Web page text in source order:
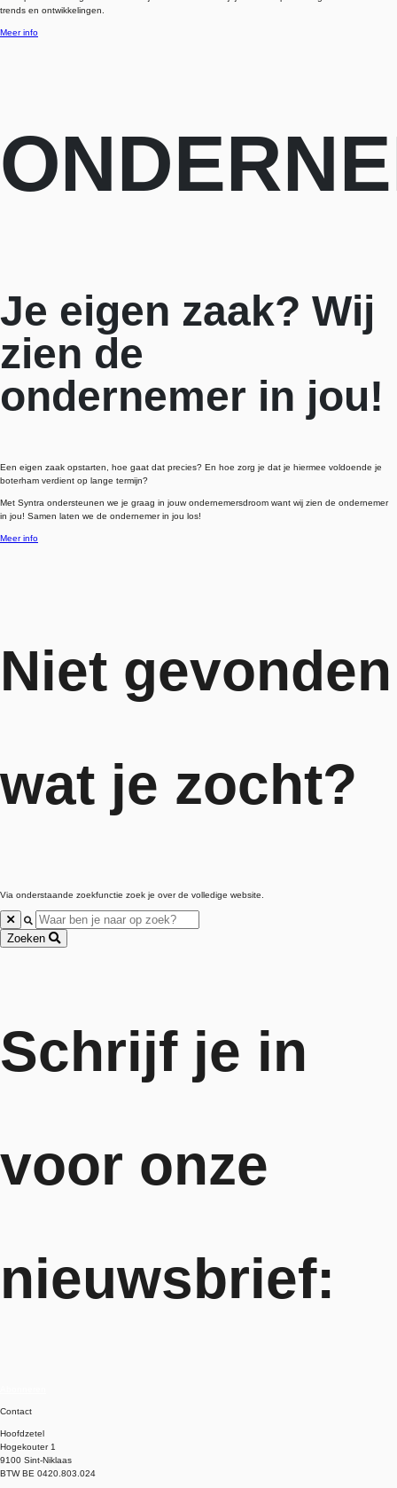
trends en ontwikkelingen.
Meer info
Je eigen zaak? Wij
zien de
ondernemer in jou!
Een eigen zaak opstarten, hoe gaat dat precies? En hoe zorg je dat je hiermee voldoende je
boterham verdient op lange termijn?
Met Syntra ondersteunen we je graag in jouw ondernemersdroom want wij zien de ondernemer
in jou! Samen laten we de ondernemer in jou los!
Meer info
Niet gevonden
wat je zocht?
Via onderstaande zoekfunctie zoek je over de volledige website.
Sluiten
Zoeken
Schrijf je in
voor onze
nieuwsbrief:
Contact
Hoofdzetel
Hogekouter 1
9100 Sint-Niklaas
BTW BE 0420.803.024